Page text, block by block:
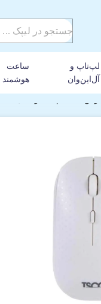
لپ‌تاپ و
آل‌این‌وان
ساعت
هوشمند